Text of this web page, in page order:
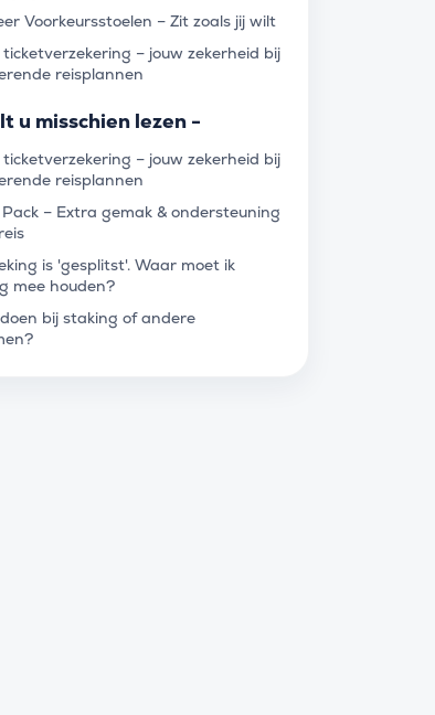
Voorkeursstoelen – Zit zoals jij wilt
ticketverzekering – jouw zekerheid bij
reisplannen
u misschien lezen -
ticketverzekering – jouw zekerheid bij
reisplannen
– Extra gemak & ondersteuning
is 'gesplitst'. Waar moet ik
mee houden?
bij staking of andere